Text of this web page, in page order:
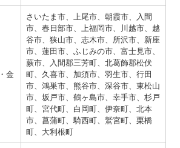
金
さいたま市、上尾市、朝霞市、入間
市、春日部市、上福岡市、川越市、越
谷市、狭山市、志木市、所沢市、新座
市、蓮田市、ふじみの市、富士見市、
蕨市、入間郡三芳町、北葛飾郡松伏
町、久喜市、加須市、羽生市、行田
市、鴻巣市、熊谷市、深谷市、東松山
市、坂戸市、鶴ヶ島市、幸手市、杉戸
町、宮代町、白岡町、伊奈町、北本
市、菖蒲町、騎西町、鷲宮町、栗橋
町、大利根町